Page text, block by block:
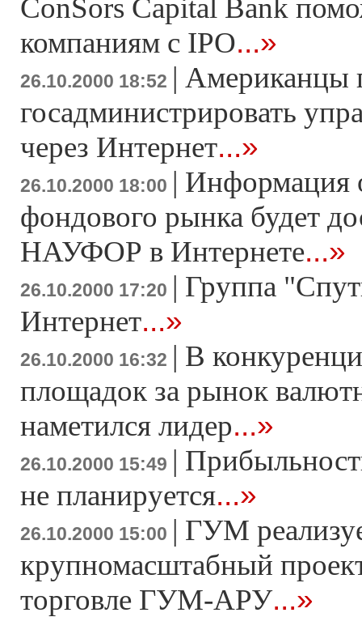
ConSors Capital Bank
компаниям с IPO...»
26.10.2000 18:52 | Американцы
госадминистрировать
через Интернет...»
26.10.2000 18:00 | Информация
фондового рынка будет
НАУФОР в Интернете...»
26.10.2000 17:20 | Группа
Интернет...»
26.10.2000 16:32 | В
площадок за рынок
наметился лидер...»
26.10.2000 15:49 |
не планируется...»
26.10.2000 15:00 | ГУМ
крупномасштабный
торговле ГУМ-АРУ...»